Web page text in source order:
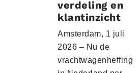
verdeling en
klantinzicht
Amsterdam, 1 juli
2026 – Nu de
vrachtwagenheffing